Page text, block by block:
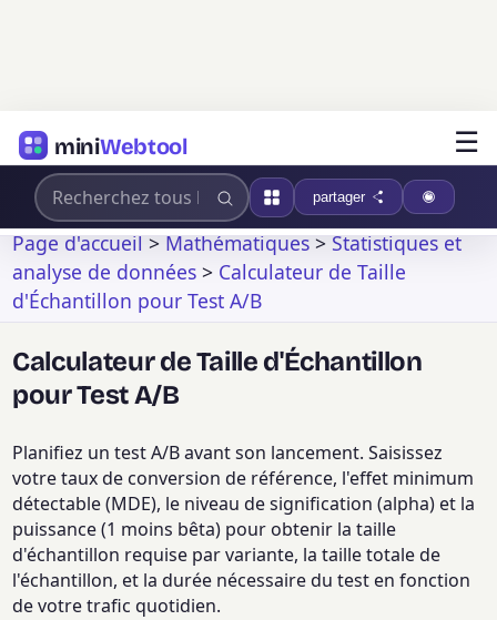
miniWebtool ☰
partager
Page d'accueil>Mathématiques>Statistiques et
analyse de données > Calculateur de Taille
d'Échantillon pour Test A/B
Calculateur de Taille d'Échantillon
pour Test A/B
Planifiez un test A/B avant son lancement. Saisissez
votre taux de conversion de référence, l'effet minimum
détectable (MDE), le niveau de signification (alpha) et la
puissance (1 moins bêta) pour obtenir la taille
d'échantillon requise par variante, la taille totale de
l'échantillon, et la durée nécessaire du test en fonction
de votre trafic quotidien.